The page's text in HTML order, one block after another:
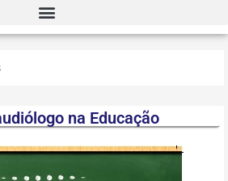
na Educação